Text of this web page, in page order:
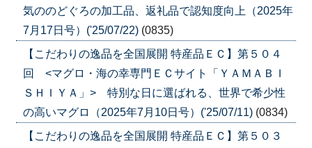
気ののどぐろの加工品、返礼品で認知度向上（2025年
7月17日号）('25/07/22) (0835)
【こだわりの逸品を全国展開 特産品ＥＣ】第５０４
回 <マグロ・海の幸専門ＥＣサイト「ＹＡＭＡＢＩ
ＳＨＩＹＡ」> 特別な日に選ばれる、世界で希少性
の高いマグロ（2025年7月10日号）('25/07/11) (0834)
【こだわりの逸品を全国展開 特産品ＥＣ】第５０３